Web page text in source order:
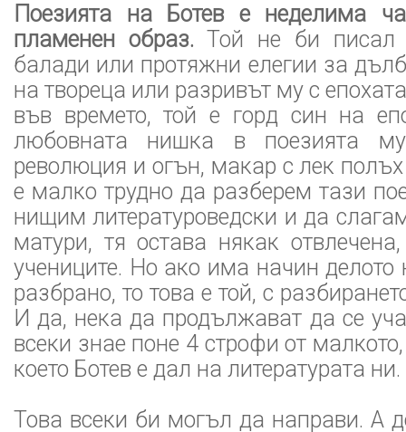
Поезията на Ботев е неделима
пламенен образ. Той не би писал
балади или протяжни елегии за
на твореца или разривът му с
във времето, той е горд син на
любовната нишка в поезията
революция и огън, макар с лек
е малко трудно да разберем тази
нищим литературоведски и да
матури, тя остава някак
учениците. Но ако има начин делото
разбрано, то това е той, с
И да, нека да продължават да се
всеки знае поне 4 строфи от
което Ботев е дал на литературата ни.
Това всеки би могъл да направи. А